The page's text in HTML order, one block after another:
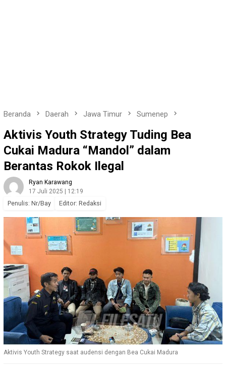
Beranda Daerah Jawa Timur Sumenep
Aktivis Youth Strategy Tuding Bea
Cukai Madura “Mandol” dalam
Berantas Rokok Ilegal
Ryan Karawang
17 Juli 2025 | 12:19
Penulis: Nr/Bay Editor: Redaksi
Aktivis Youth Strategy saat audensi dengan Bea Cukai Madura